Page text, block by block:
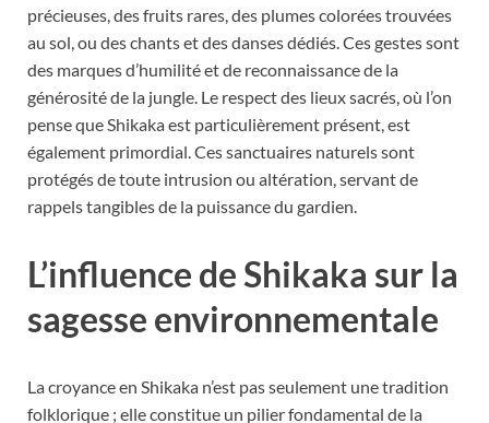
précieuses, des fruits rares, des plumes colorées trouvées
au sol, ou des chants et des danses dédiés. Ces gestes sont
des marques d’humilité et de reconnaissance de la
générosité de la jungle. Le respect des lieux sacrés, où l’on
pense que Shikaka est particulièrement présent, est
également primordial. Ces sanctuaires naturels sont
protégés de toute intrusion ou altération, servant de
rappels tangibles de la puissance du gardien.
L’influence de Shikaka sur la
sagesse environnementale
La croyance en Shikaka n’est pas seulement une tradition
folklorique ; elle constitue un pilier fondamental de la